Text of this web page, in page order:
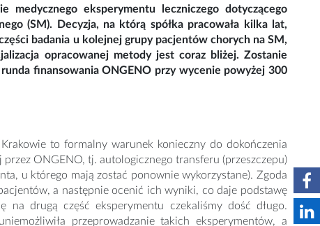
medycznego eksperymentu leczniczego dotyczącego
(SM). Decyzja, na którą spółka pracowała kilka lat,
badania u kolejnej grupy pacjentów chorych na SM,
opracowanej metody jest coraz bliżej. Zostanie
finansowania ONGENO przy wycenie powyżej 300
to formalny warunek konieczny do dokończenia
ONGENO, tj. autologicznego transferu (przeszczepu)
u którego mają zostać ponownie wykorzystane). Zgoda
a następnie ocenić ich wyniki, co daje podstawę
drugą część eksperymentu czekaliśmy dość długo.
przeprowadzanie takich eksperymentów, a